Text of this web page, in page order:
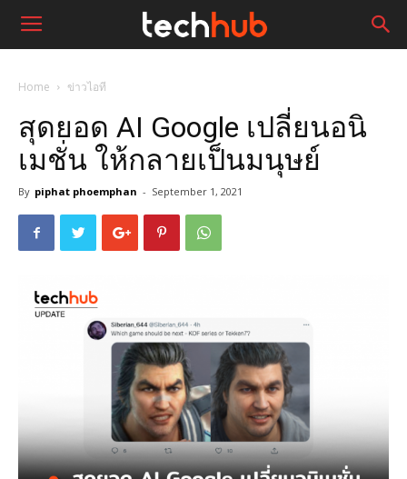
Home ข่าวไอที
สุดยอด AI Google เปลี่ยนอนิ
เมชั่น ให้กลายเป็นมนุษย์
By piphat phoemphan - September 1, 2021